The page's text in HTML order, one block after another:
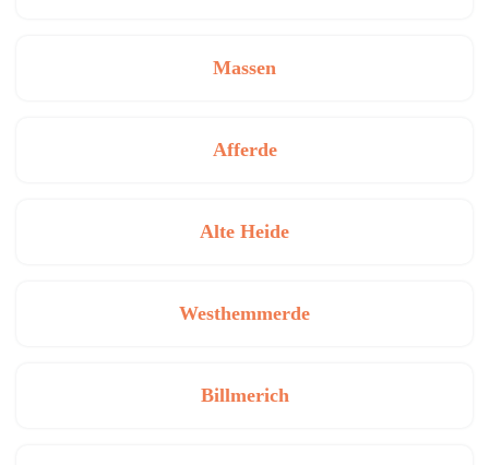
Massen
Afferde
Alte Heide
Westhemmerde
Billmerich